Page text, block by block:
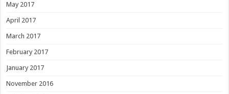
May 2017
April 2017
March 2017
February 2017
January 2017
November 2016